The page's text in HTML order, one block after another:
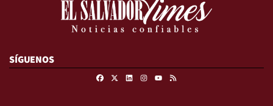
SÍGUENOS
FacebookLinkedinInstagram